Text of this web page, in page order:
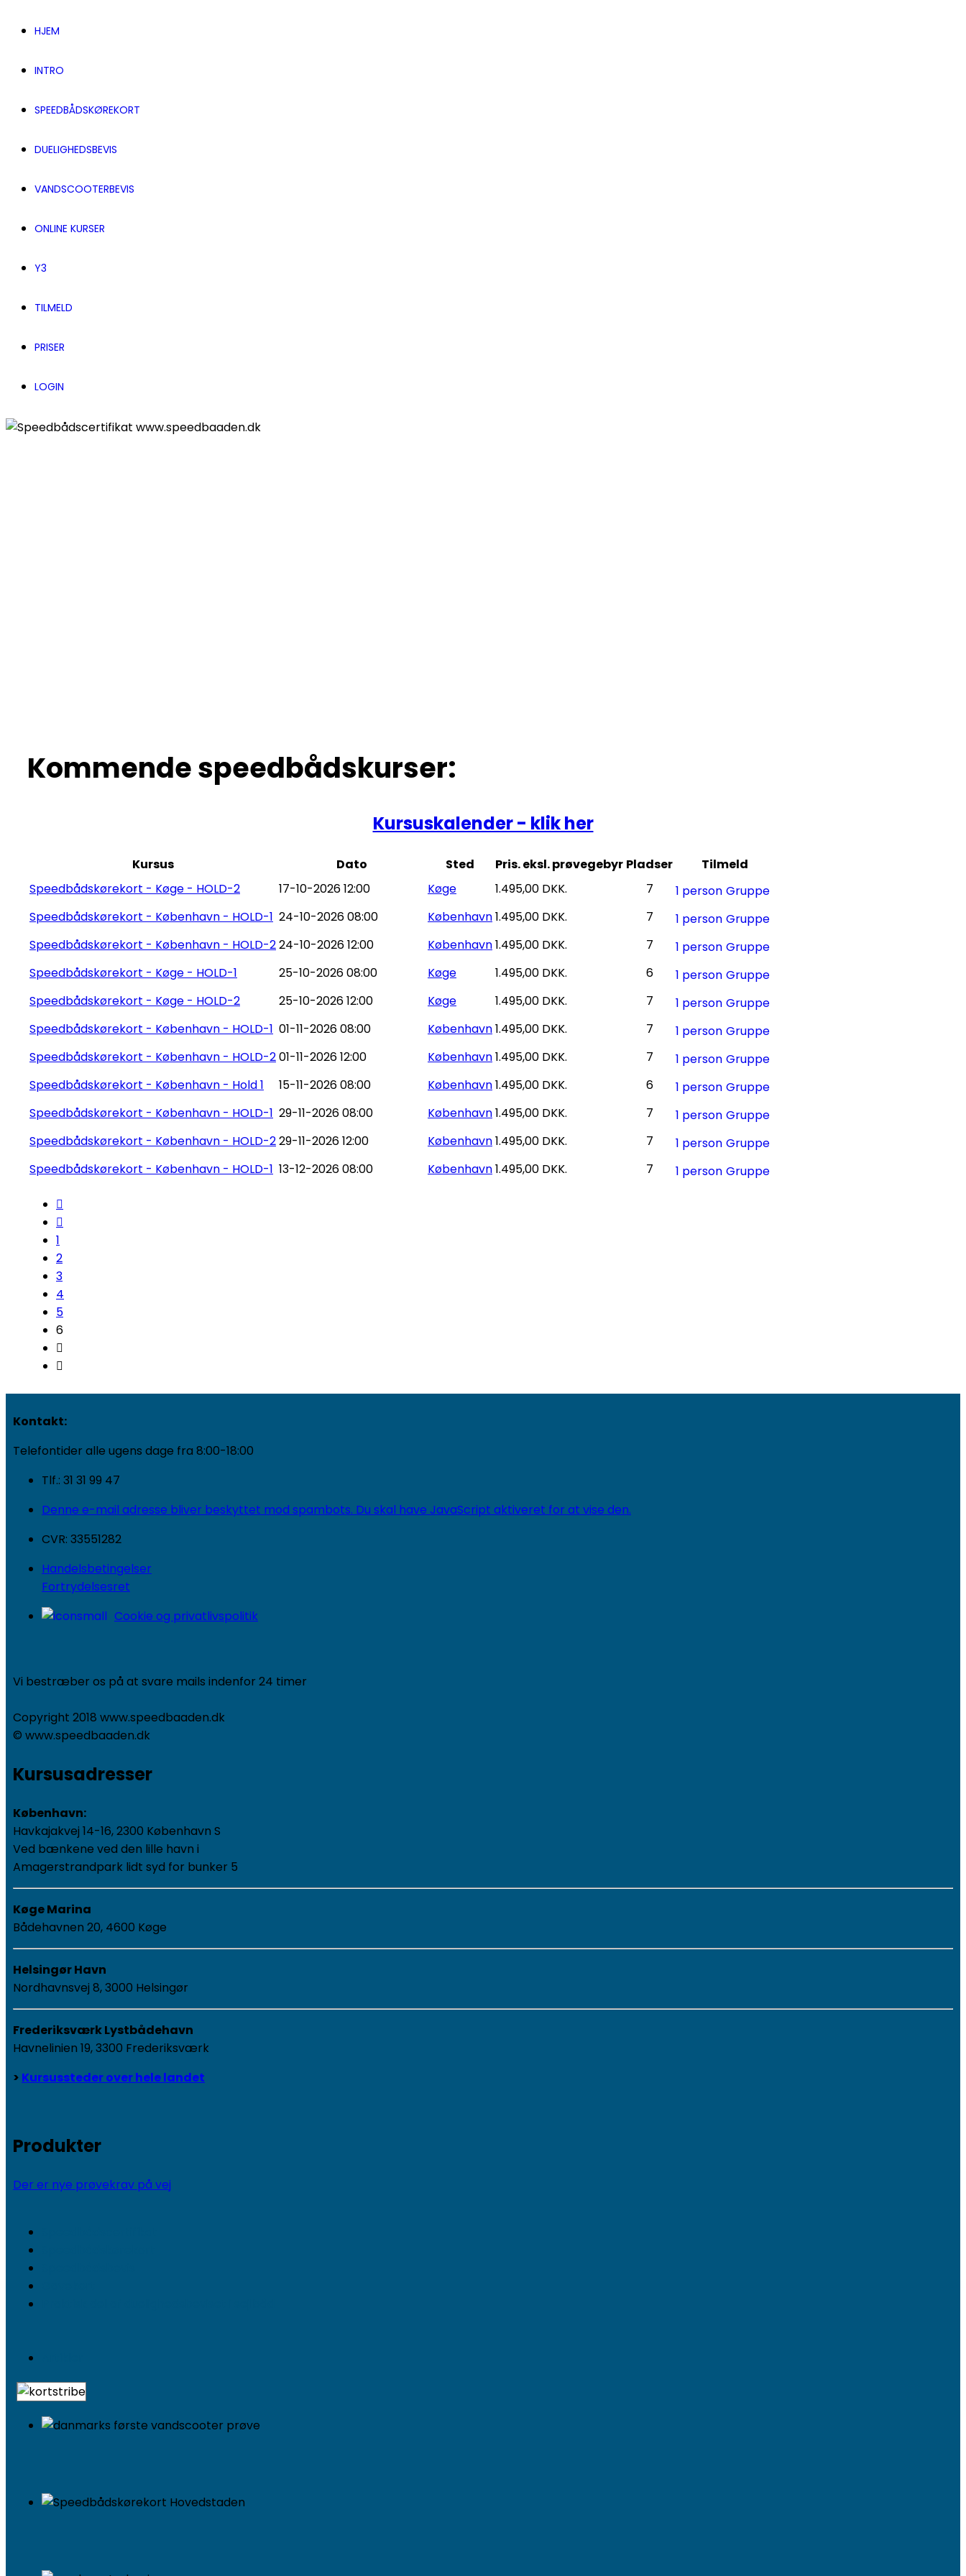
HJEM
INTRO
SPEEDBÅDSKØREKORT
DUELIGHEDSBEVIS
VANDSCOOTERBEVIS
ONLINE KURSER
Y3
TILMELD
PRISER
LOGIN
Kommende speedbådskurser:
Kursuskalender - klik her
Kursus Dato Sted Pris. eksl. prøvegebyr Pladser
Tilmeld
Speedbådskørekort - Køge - HOLD-2
17-10-2026 12:00 Køge 1.495,00 DKK. 7 1 person Gruppe
Speedbådskørekort - København - HOLD-1 24-10-2026 08:00 København1.495,00 DKK. 7 1 person Gruppe
Speedbådskørekort - København - HOLD-224-10-2026 12:00 København1.495,00 DKK. 7 1 person Gruppe
Speedbådskørekort - Køge - HOLD-1
25-10-2026 08:00 Køge 1.495,00 DKK. 6 1 person Gruppe
Speedbådskørekort - Køge - HOLD-2
25-10-2026 12:00 Køge 1.495,00 DKK. 7 1 person Gruppe
Speedbådskørekort - København - HOLD-1 01-11-2026 08:00 København1.495,00 DKK. 7 1 person Gruppe
Speedbådskørekort - København - HOLD-201-11-2026 12:00 København1.495,00 DKK. 7 1 person Gruppe
Speedbådskørekort - København - Hold 1
15-11-2026 08:00 København1.495,00 DKK. 6 1 person Gruppe
Speedbådskørekort - København - HOLD-1 29-11-2026 08:00 København1.495,00 DKK. 7 1 person Gruppe
Speedbådskørekort - København - HOLD-229-11-2026 12:00 København1.495,00 DKK. 7 1 person Gruppe
Speedbådskørekort - København - HOLD-1 13-12-2026 08:00 København1.495,00 DKK. 7 1 person Gruppe
1
2
3
4
5
6
Kontakt:
Telefontider alle ugens dage fra 8:00-18:00
Tlf.: 31 31 99 47
Denne e-mail adresse bliver beskyttet mod spambots. Du skal have JavaScript aktiveret for at vise den.
CVR: 33551282
Handelsbetingelser
Fortrydelsesret
Cookie og privatlivspolitik
Vi bestræber os på at svare mails indenfor 24 timer
Copyright 2018 www.speedbaaden.dk
© www.speedbaaden.dk
Kursusadresser
København:
Havkajakvej 14-16, 2300 København S
Ved bænkene ved den lille havn i
Amagerstrandpark lidt syd for bunker 5
Køge Marina
Bådehavnen 20, 4600 Køge
Helsingør Havn
Nordhavnsvej 8, 3000 Helsingør
Frederiksværk Lystbådehavn
Havnelinien 19, 3300 Frederiksværk
> Kursussteder over hele landet
Produkter
Der er nye prøvekrav på vej